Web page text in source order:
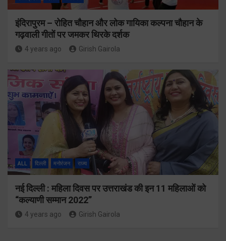
इंदिरापुरम – रोहित चौहान और लोक गायिका कल्पना चौहान के
गढ़वाली गीतों पर जमकर थिरके दर्शक
4 years ago Girish Gairola
ALL दिल्ली मनोरंजन राज्य
नई दिल्ली : महिला दिवस पर उत्तराखंड की इन 11 महिलाओं को
“कल्याणी सम्मान 2022”
4 years ago Girish Gairola